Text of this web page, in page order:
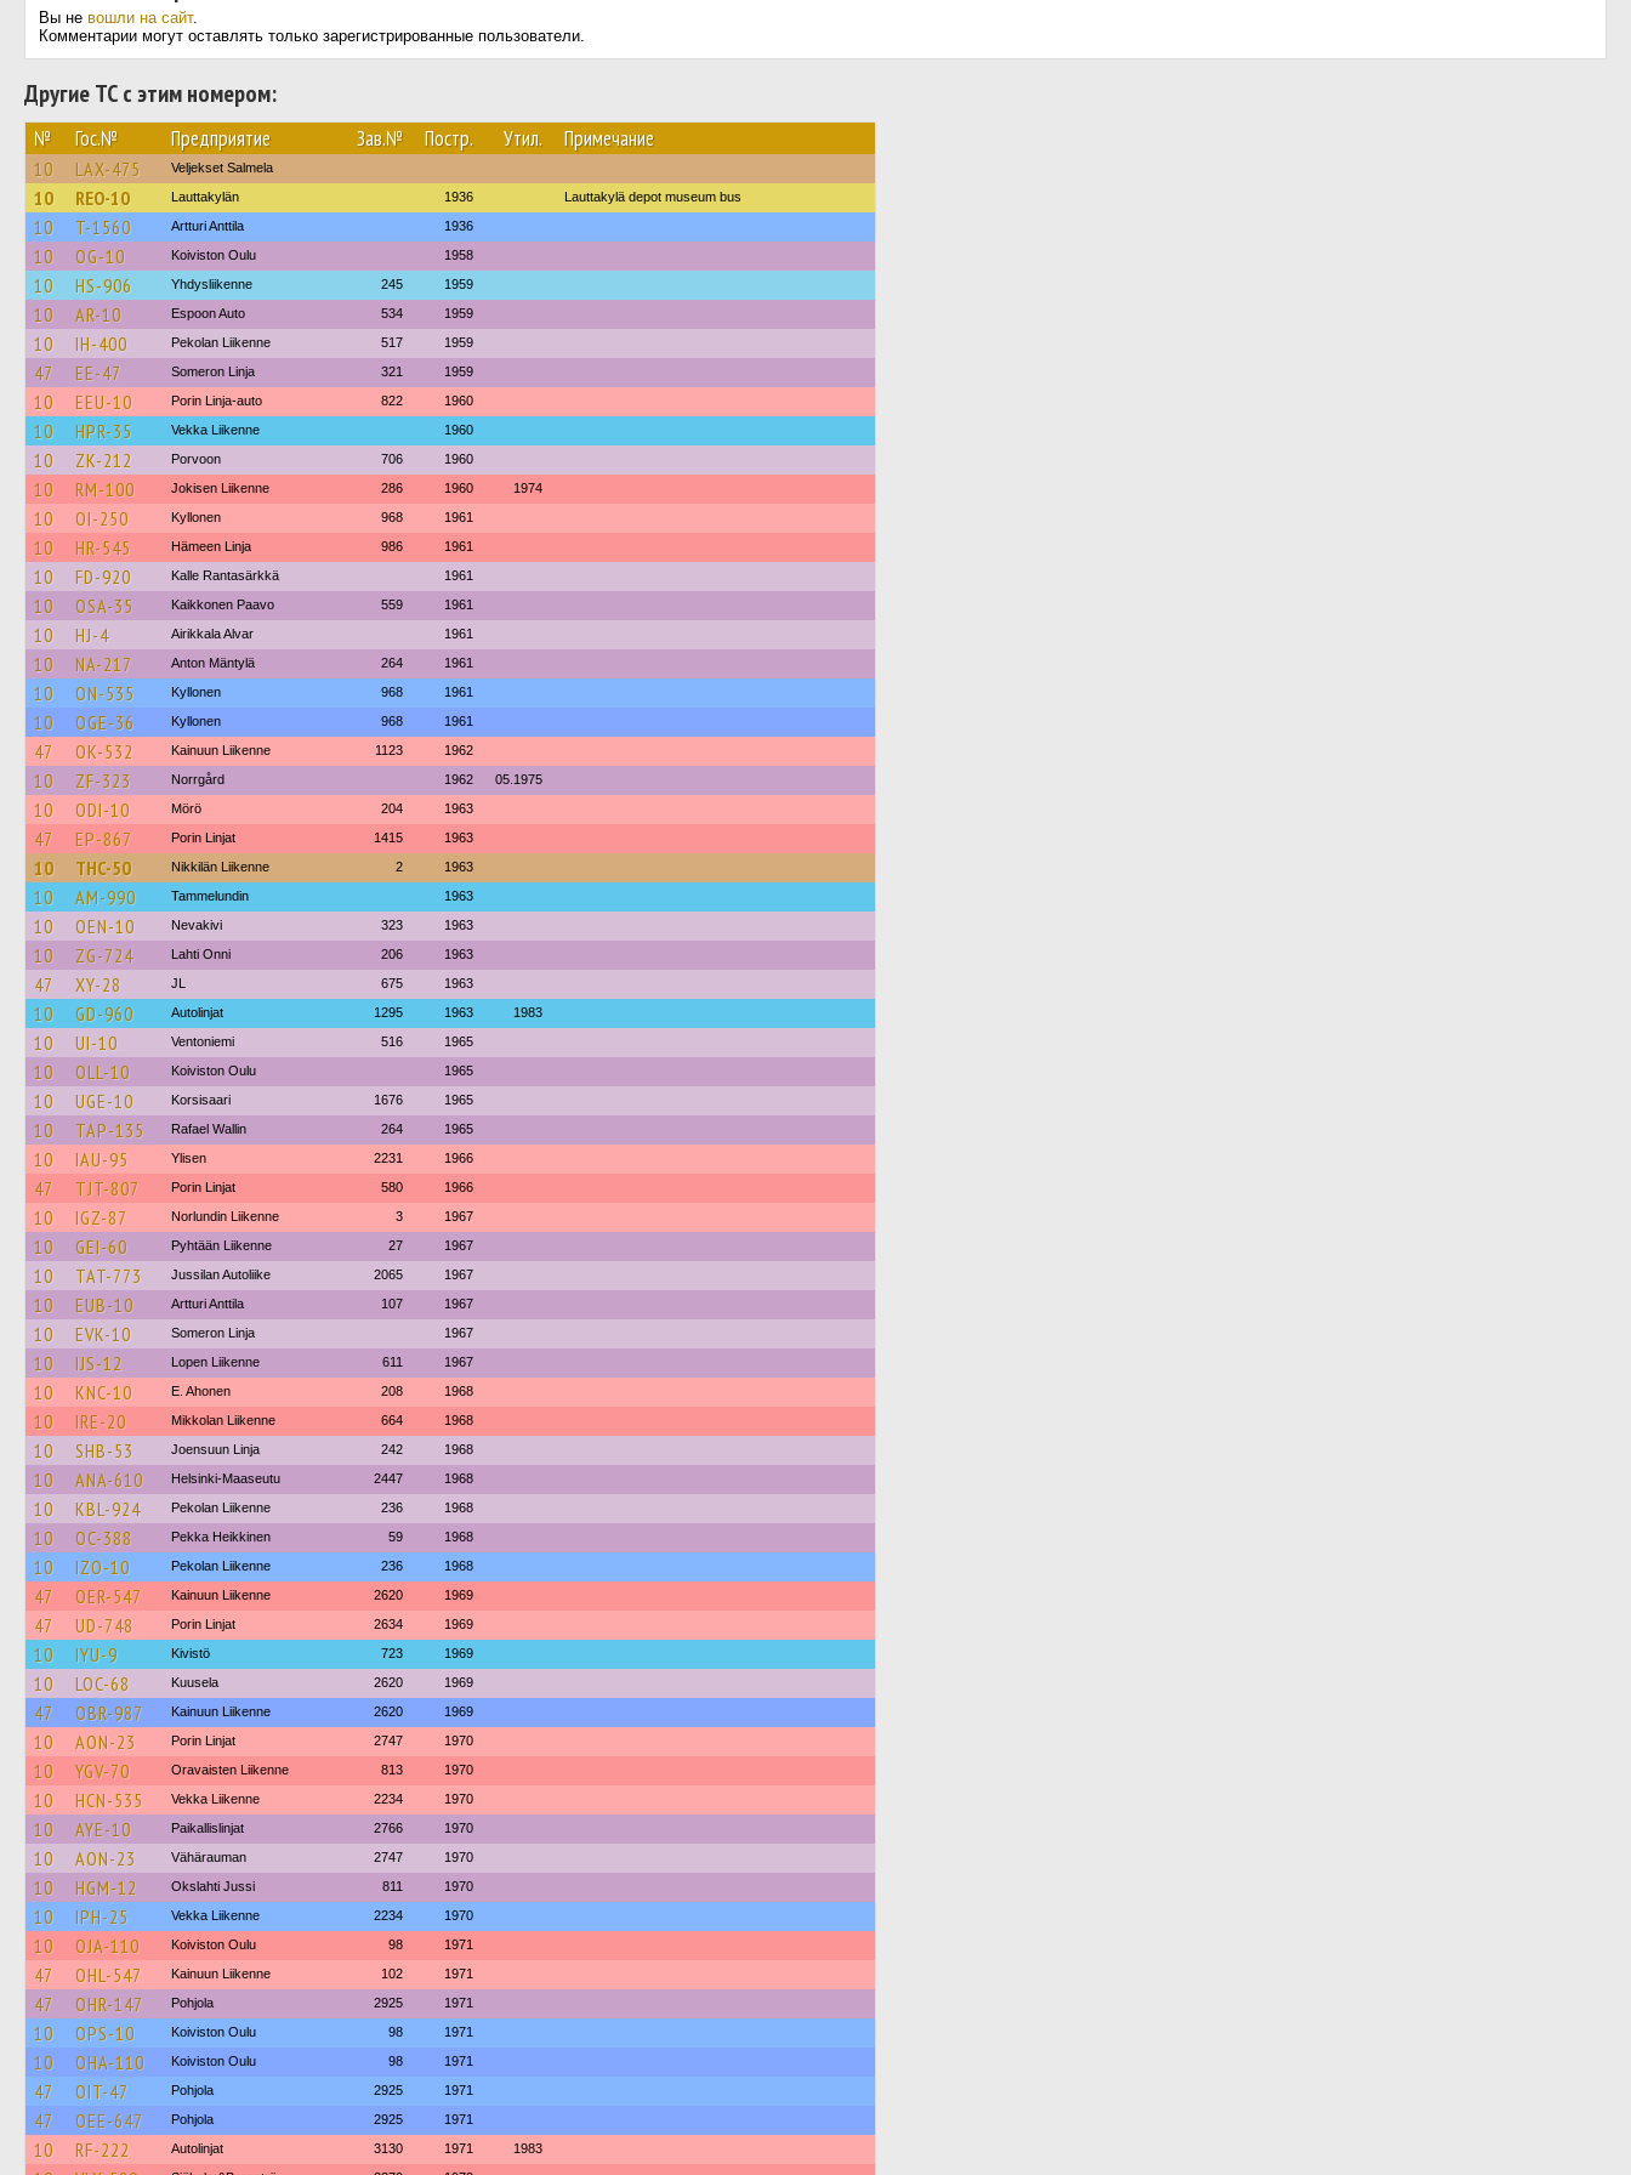
Вы не вошли на сайт.
Комментарии могут оставлять только зарегистрированные пользователи.
Другие ТС с этим номером:
№ Гос.№ Предприятие Зав.№ Постр. Утил. Примечание
10 LAX-475 Veljekset Salmela
10 REO-10 Lauttakylän 1936 Lauttakylä depot museum bus
10 T-1560 Artturi Anttila 1936
10 OG-10 Koiviston Oulu 1958
10 HS-906 Yhdysliikenne 245 1959
10 AR-10 Espoon Auto 534 1959
10 IH-400 Pekolan Liikenne 517 1959
47 EE-47 Someron Linja 321 1959
10 EEU-10 Porin Linja-auto 822 1960
10 HPR-35 Vekka Liikenne 1960
10 ZK-212 Porvoon 706 1960
10 RM-100 Jokisen Liikenne 286 1960 1974
10 OI-250 Kyllonen 968 1961
10 HR-545 Hämeen Linja 986 1961
10 FD-920 Kalle Rantasärkkä 1961
10 OSA-35 Kaikkonen Paavo 559 1961
10 HJ-4 Airikkala Alvar 1961
10 NA-217 Anton Mäntylä 264 1961
10 ON-535 Kyllonen 968 1961
10 OGE-36 Kyllonen 968 1961
47 OK-532 Kainuun Liikenne 1123 1962
10 ZF-323 Norrgård 1962 05.1975
10 ODI-10 Mörö 204 1963
47 EP-867 Porin Linjat 1415 1963
10 THC-50 Nikkilän Liikenne 2 1963
10 AM-990 Tammelundin 1963
10 OEN-10 Nevakivi 323 1963
10 ZG-724 Lahti Onni 206 1963
47 XY-28 JL 675 1963
10 GD-960 Autolinjat 1295 1963 1983
10 UI-10 Ventoniemi 516 1965
10 OLL-10 Koiviston Oulu 1965
10 UGE-10 Korsisaari 1676 1965
10 TAP-135 Rafael Wallin 264 1965
10 IAU-95 Ylisen 2231 1966
47 TJT-807 Porin Linjat 580 1966
10 IGZ-87 Norlundin Liikenne 3 1967
10 GEI-60 Pyhtään Liikenne 27 1967
10 TAT-773 Jussilan Autoliike 2065 1967
10 EUB-10 Artturi Anttila 107 1967
10 EVK-10 Someron Linja 1967
10 IJS-12 Lopen Liikenne 611 1967
10 KNC-10 E. Ahonen 208 1968
10 IRE-20 Mikkolan Liikenne 664 1968
10 SHB-53 Joensuun Linja 242 1968
10 ANA-610 Helsinki-Maaseutu 2447 1968
10 KBL-924 Pekolan Liikenne 236 1968
10 OC-388 Pekka Heikkinen 59 1968
10 IZO-10 Pekolan Liikenne 236 1968
47 OER-547 Kainuun Liikenne 2620 1969
47 UD-748 Porin Linjat 2634 1969
10 IYU-9 Kivistö 723 1969
10 LOC-68 Kuusela 2620 1969
47 OBR-987 Kainuun Liikenne 2620 1969
10 AON-23 Porin Linjat 2747 1970
10 YGV-70 Oravaisten Liikenne 813 1970
10 HCN-535 Vekka Liikenne 2234 1970
10 AYE-10 Paikallislinjat 2766 1970
10 AON-23 Vähärauman 2747 1970
10 HGM-12 Okslahti Jussi 811 1970
10 IPH-25 Vekka Liikenne 2234 1970
10 OJA-110 Koiviston Oulu 98 1971
47 OHL-547 Kainuun Liikenne 102 1971
47 OHR-147 Pohjola 2925 1971
10 OPS-10 Koiviston Oulu 98 1971
10 OHA-110 Koiviston Oulu 98 1971
47 OIT-47 Pohjola 2925 1971
47 OEE-647 Pohjola 2925 1971
10 RF-222 Autolinjat 3130 1971 1983